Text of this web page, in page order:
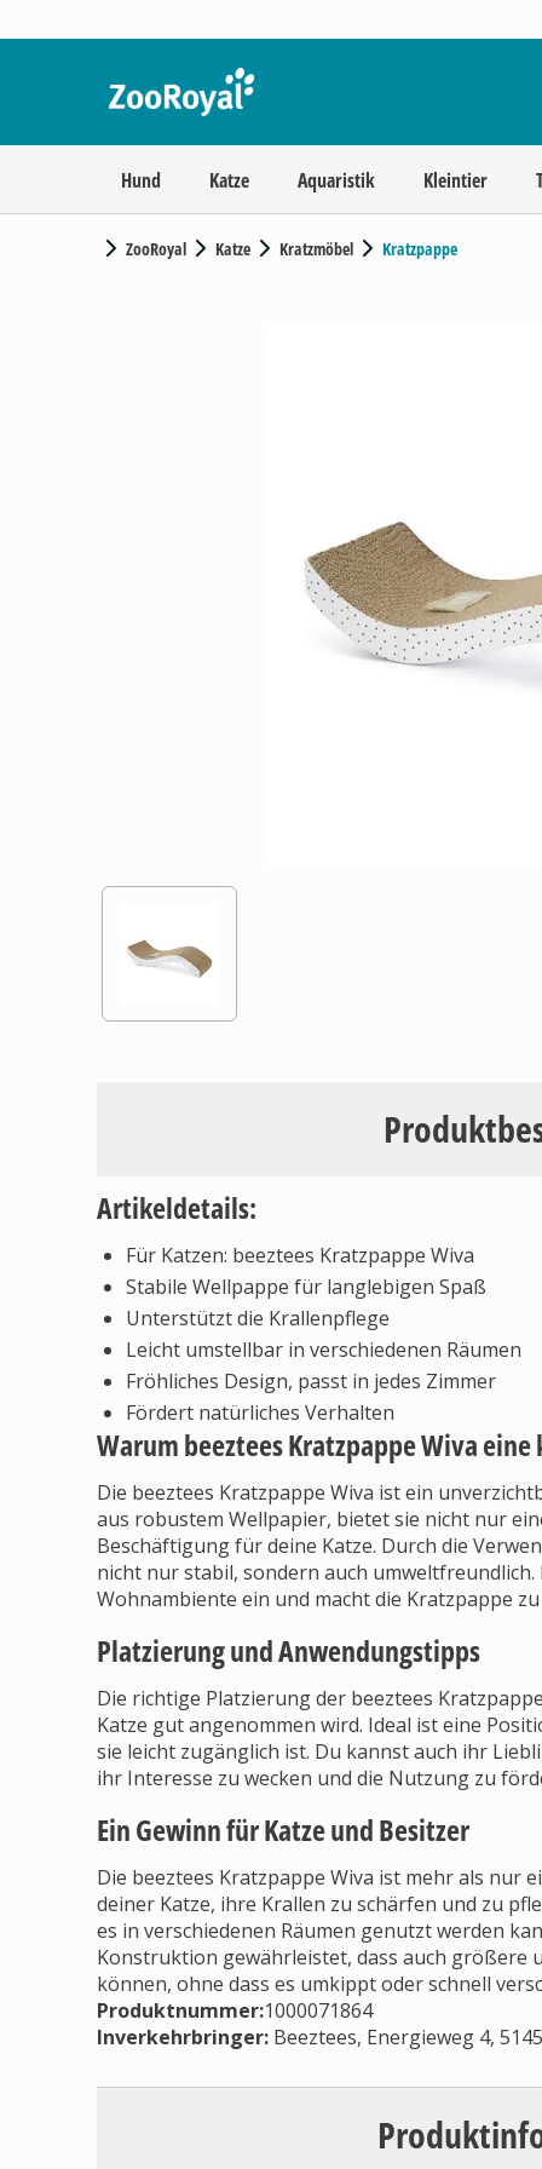
Hund Katze Aquaristik Kleintier
ZooRoyal Katze Kratzmöbel Kratzpappe
Artikeldetails:
Für Katzen: beeztees Kratzpappe Wiva
Stabile Wellpappe für langlebigen Spaß
Unterstützt die Krallenpflege
Leicht umstellbar in verschiedenen Räumen
Fröhliches Design, passt in jedes Zimmer
Fördert natürliches Verhalten
Warum beeztees Kratzpappe Wiva
Die beeztees Kratzpappe Wiva ist ein
aus robustem Wellpapier, bietet sie nicht nur
Beschäftigung für deine Katze. Durch die
nicht nur stabil, sondern auch
Wohnambiente ein und macht die Kratzpappe
Platzierung und Anwendungstipps
Die richtige Platzierung der beeztees
Katze gut angenommen wird. Ideal ist eine
sie leicht zugänglich ist. Du kannst auch ihr
ihr Interesse zu wecken und die Nutzung zu
Ein Gewinn für Katze und Besitzer
Die beeztees Kratzpappe Wiva ist mehr als nur
deiner Katze, ihre Krallen zu schärfen und zu
es in verschiedenen Räumen genutzt werden
Konstruktion gewährleistet, dass auch größere
können, ohne dass es umkippt oder schnell
Produktnummer:1000071864
Inverkehrbringer: Beeztees, Energieweg 4,